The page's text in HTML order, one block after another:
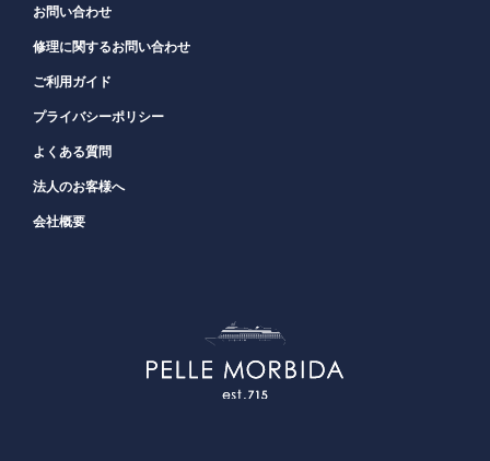
お問い合わせ
修理に関するお問い合わせ
ご利用ガイド
プライバシーポリシー
よくある質問
法人のお客様へ
会社概要